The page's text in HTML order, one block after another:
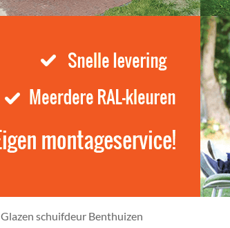
Glazen schuifdeur Benthuizen